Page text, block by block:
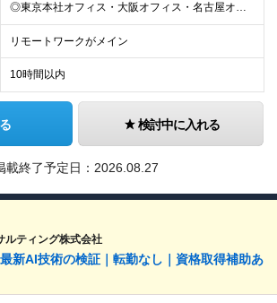
◎東京本社オフィス・大阪オフィス・名古屋オフィス・福岡オフィス ◎首都圏・関西圏・名古屋・福岡のクライアント先 ※希望を考慮いたします。 ※会社都合の転勤はありません（100％エンジニアに選択権があ
リモートワークがメイン
10時間以内
検討中に入れる
載終了予定日： 2026.08.27
ルティング株式会社
新AI技術の検証｜転勤なし｜資格取得補助あ